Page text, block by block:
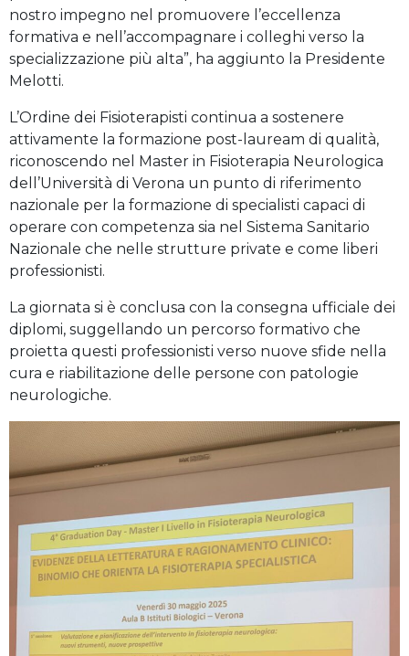
nostro impegno nel promuovere l’eccellenza
formativa e nell’accompagnare i colleghi verso la
specializzazione più alta”, ha aggiunto la Presidente
Melotti.
L’Ordine dei Fisioterapisti continua a sostenere
attivamente la formazione post-lauream di qualità,
riconoscendo nel Master in Fisioterapia Neurologica
dell’Università di Verona un punto di riferimento
nazionale per la formazione di specialisti capaci di
operare con competenza sia nel Sistema Sanitario
Nazionale che nelle strutture private e come liberi
professionisti.
La giornata si è conclusa con la consegna ufficiale dei
diplomi, suggellando un percorso formativo che
proietta questi professionisti verso nuove sfide nella
cura e riabilitazione delle persone con patologie
neurologiche.